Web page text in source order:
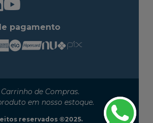
2022
2022
2022
pagamento
de Compras.
em nosso estoque.
reservados ®2025.